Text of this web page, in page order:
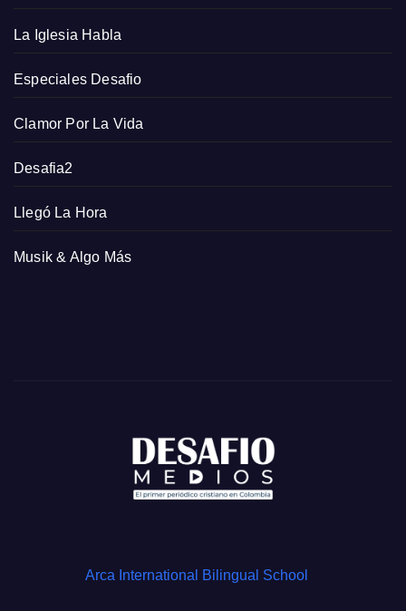
La Iglesia Habla
Especiales Desafio
Clamor Por La Vida
Desafia2
Llegó La Hora
Musik & Algo Más
Arca International Bilingual School